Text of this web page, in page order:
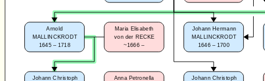
Arnold
MALLINCKRODT
1645 – 1718
Maria Elisabeth
von der RECKE
~1666 –
Johann Christoph Anna Petronella Johann Christoph
Johann Hermann
MALLINCKRODT
1646 – 1700